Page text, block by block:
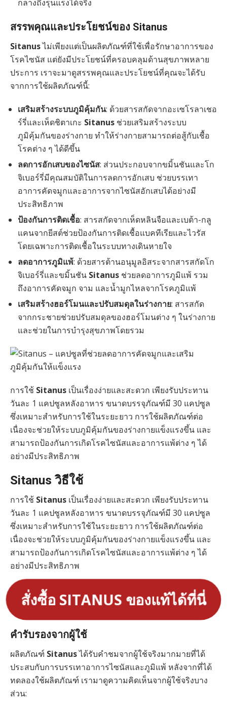
กลางถึงรุนแรงได้จริง
สรรพคุณและประโยชน์ของ Sitanus
Sitanusไม่เพียงแต่เป็นผลิตภัณฑ์ที่ใช้เพื่อรักษาอาการของ
โรคไซนัส แต่ยังมีประโยชน์ที่ครอบคลุมด้านสุขภาพหลาย
ประการ เราจะมาดูสรรพคุณและประโยชน์ที่คุณจะได้รับ
จากการใช้ผลิตภัณฑ์นี้:
เสริมสร้างระบบภูมิคุ้มกัน: ด้วยสารสกัดจากอะเซโรลาเชอ
ร์รี่และเห็ดชิตาเกะ Sitanus ช่วยเสริมสร้างระบบ
ภูมิคุ้มกันของร่างกาย ทำให้ร่างกายสามารถต่อสู้กับเชื้อ
โรคต่าง ๆ ได้ดีขึ้น
ลดการอักเสบของไซนัส: ส่วนประกอบจากขมิ้นชันและโก
จิเบอร์รี่มีคุณสมบัติในการลดการอักเสบ ช่วยบรรเทา
อาการคัดจมูกและอาการจากไซนัสอักเสบได้อย่างมี
ประสิทธิภาพ
ป้องกันการติดเชื้อ: สารสกัดจากเห็ดหลินจือและเบต้า-กลู
แคนจากยีสต์ช่วยป้องกันการติดเชื้อแบคทีเรียและไวรัส
โดยเฉพาะการติดเชื้อในระบบทางเดินหายใจ
ลดอาการภูมิแพ้: ด้วยสารต้านอนุมูลอิสระจากสารสกัดโก
จิเบอร์รี่และขมิ้นชัน Sitanus ช่วยลดอาการภูมิแพ้ รวม
ถึงอาการคัดจมูก จาม และน้ำมูกไหลจากโรคภูมิแพ้
เสริมสร้างฮอร์โมนและปรับสมดุลในร่างกาย: สารสกัด
จากกระชายช่วยปรับสมดุลของฮอร์โมนต่าง ๆ ในร่างกาย
และช่วยในการบำรุงสุขภาพโดยรวม
การใช้ Sitanus เป็นเรื่องง่ายและสะดวก เพียงรับประทาน
วันละ 1 แคปซูลหลังอาหาร ขนาดบรรจุภัณฑ์มี 30 แคปซูล
ซึ่งเหมาะสำหรับการใช้ในระยะยาว การใช้ผลิตภัณฑ์ต่อ
เนื่องจะช่วยให้ระบบภูมิคุ้มกันของร่างกายแข็งแรงขึ้น และ
สามารถป้องกันการเกิดโรคไซนัสและอาการแพ้ต่าง ๆ ได้
อย่างมีประสิทธิภาพ
Sitanus วิธีใช้
การใช้ Sitanus เป็นเรื่องง่ายและสะดวก เพียงรับประทาน
วันละ 1 แคปซูลหลังอาหาร ขนาดบรรจุภัณฑ์มี 30 แคปซูล
ซึ่งเหมาะสำหรับการใช้ในระยะยาว การใช้ผลิตภัณฑ์ต่อ
เนื่องจะช่วยให้ระบบภูมิคุ้มกันของร่างกายแข็งแรงขึ้น และ
สามารถป้องกันการเกิดโรคไซนัสและอาการแพ้ต่าง ๆ ได้
อย่างมีประสิทธิภาพ
สั่งซื้อ SITANUS ของแท้ได้ที่นี่
คำรับรองจากผู้ใช้
ผลิตภัณฑ์ Sitanusได้รับคำชมจากผู้ใช้จริงมากมายที่ได้
ประสบกับการบรรเทาอาการไซนัสและภูมิแพ้ หลังจากที่ได้
ทดลองใช้ผลิตภัณฑ์ เรามาดูความคิดเห็นจากผู้ใช้จริงบาง
ส่วน: